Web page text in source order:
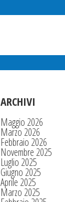
ARCHIVI
Maggio 2026
Marzo 2026
Febbraio 2026
Novembre 2025
Luglio 2025
Giugno 2025
Aprile 2025
Marzo 2025